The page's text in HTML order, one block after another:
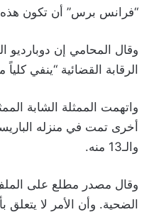
“فرانس برس” أن تكون
وقال المحامي إن
الرقابة القضائية “ينفي كلياً
واتهمت الممثلة الشابة
والـ13 منه.
وقال مصدر مطلع على
الضحية. وأن الأمر لا يتعلق